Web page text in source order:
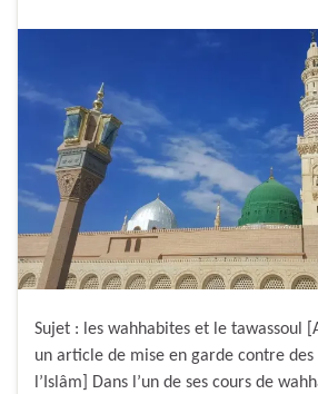
Sujet : les wahhabites et le tawassoul
un article de mise en garde contre
l’Islâm] Dans l’un de ses cours de